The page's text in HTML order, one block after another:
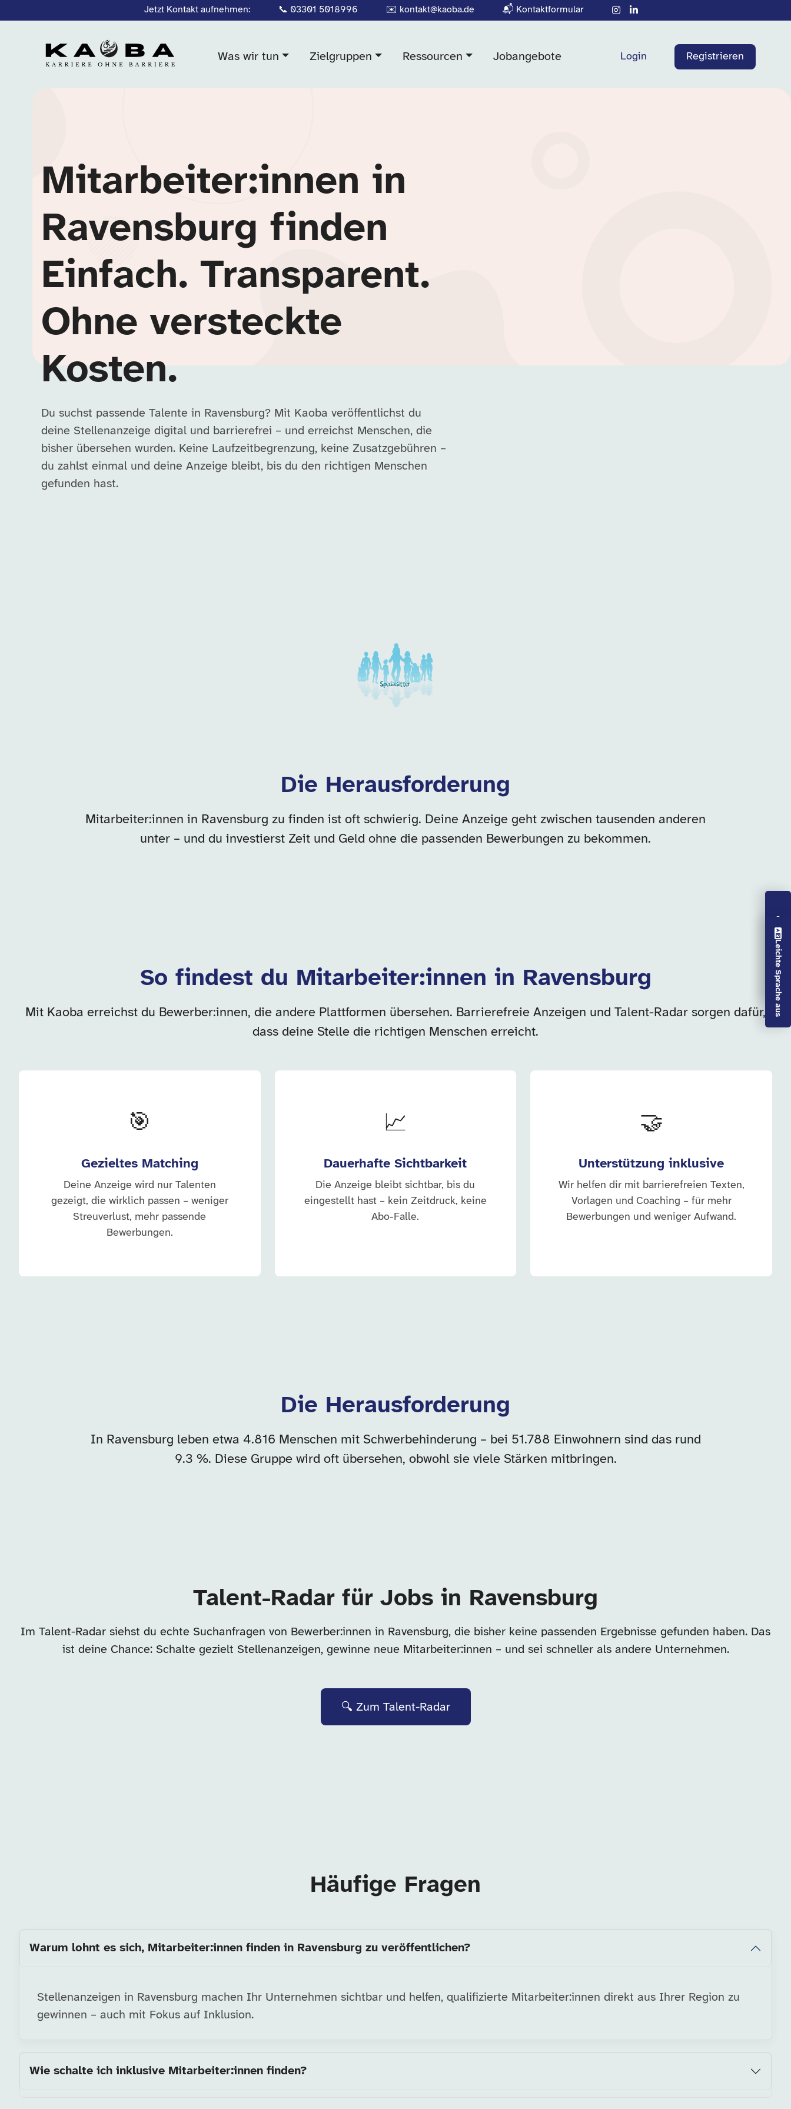
Vorlesen aus
Leichte Sprache aus
Jetzt Kontakt aufnehmen: 📞 03301 5018996 ✉️ kontakt@kaoba.de 📬 Kontaktformular
Was wir tun Zielgruppen Ressourcen Jobangebote Login Registrieren
Mitarbeiter:innen in
Ravensburg finden
Einfach. Transparent.
Ohne versteckte
Kosten.
Du suchst passende Talente in Ravensburg? Mit Kaoba veröffentlichst du
deine Stellenanzeige digital und barrierefrei – und erreichst Menschen, die
bisher übersehen wurden. Keine Laufzeitbegrenzung, keine Zusatzgebühren –
du zahlst einmal und deine Anzeige bleibt, bis du den richtigen Menschen
gefunden hast.
Unsere Arbeitgeber in dieser Kategorie
Die Herausforderung
Mitarbeiter:innen in Ravensburg zu finden ist oft schwierig. Deine Anzeige geht zwischen tausenden anderen
unter – und du investierst Zeit und Geld ohne die passenden Bewerbungen zu bekommen.
So findest du Mitarbeiter:innen in Ravensburg
Mit Kaoba erreichst du Bewerber:innen, die andere Plattformen übersehen. Barrierefreie Anzeigen und Talent-Radar sorgen dafür,
dass deine Stelle die richtigen Menschen erreicht.
🎯
Gezieltes Matching
Deine Anzeige wird nur Talenten
gezeigt, die wirklich passen – weniger
Streuverlust, mehr passende
Bewerbungen.
📈
Dauerhafte Sichtbarkeit
Die Anzeige bleibt sichtbar, bis du
eingestellt hast – kein Zeitdruck, keine
Abo-Falle.
🤝
Unterstützung inklusive
Wir helfen dir mit barrierefreien Texten,
Vorlagen und Coaching – für mehr
Bewerbungen und weniger Aufwand.
Die Herausforderung
In Ravensburg leben etwa 4.816 Menschen mit Schwerbehinderung – bei 51.788 Einwohnern sind das rund
9.3 %. Diese Gruppe wird oft übersehen, obwohl sie viele Stärken mitbringen.
Talent-Radar für Jobs in Ravensburg
Im Talent-Radar siehst du echte Suchanfragen von Bewerber:innen in Ravensburg, die bisher keine passenden Ergebnisse gefunden haben. Das
ist deine Chance: Schalte gezielt Stellenanzeigen, gewinne neue Mitarbeiter:innen – und sei schneller als andere Unternehmen.
🔍 Zum Talent-Radar
Häufige Fragen
Warum lohnt es sich, Mitarbeiter:innen finden in Ravensburg zu veröffentlichen?
Stellenanzeigen in Ravensburg machen Ihr Unternehmen sichtbar und helfen, qualifizierte Mitarbeiter:innen direkt aus Ihrer Region zu
gewinnen – auch mit Fokus auf Inklusion.
Wie schalte ich inklusive Mitarbeiter:innen finden?